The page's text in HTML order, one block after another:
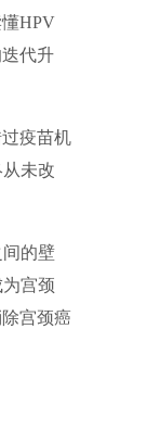
HPV
代升
疫苗机
未改
的壁
宫颈
宫颈癌